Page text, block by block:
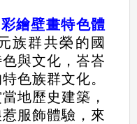
繪壁畫特色體
族群共榮的國
與文化，峇峇
色族群文化。
地歷史建築，
服飾體驗，來